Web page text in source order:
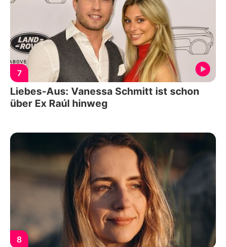
7
Liebes-Aus: Vanessa Schmitt ist schon
über Ex Raúl hinweg
8